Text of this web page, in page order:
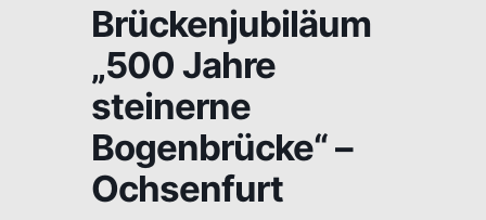
Brückenjubiläum
„500 Jahre
steinerne
Bogenbrücke“ –
Ochsenfurt